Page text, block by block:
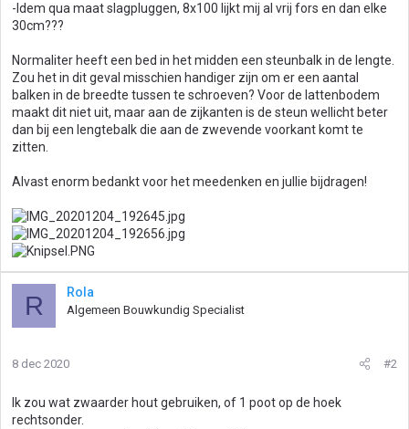
-Idem qua maat slagpluggen, 8x100 lijkt mij al vrij fors en dan elke
30cm???
Normaliter heeft een bed in het midden een steunbalk in de lengte.
Zou het in dit geval misschien handiger zijn om er een aantal
balken in de breedte tussen te schroeven? Voor de lattenbodem
maakt dit niet uit, maar aan de zijkanten is de steun wellicht beter
dan bij een lengtebalk die aan de zwevende voorkant komt te
zitten.
Alvast enorm bedankt voor het meedenken en jullie bijdragen!
R Rola
Algemeen Bouwkundig Specialist
8 dec 2020 #2
Ik zou wat zwaarder hout gebruiken, of 1 poot op de hoek
rechtsonder.